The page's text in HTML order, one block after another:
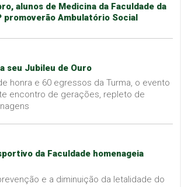
alunos de Medicina da Faculdade da
promoverão Ambulatório Social
seu Jubileu de Ouro
honra e 60 egressos da Turma, o evento
encontro de gerações, repleto de
da Faculdade homenageia
e a diminuição da letalidade do